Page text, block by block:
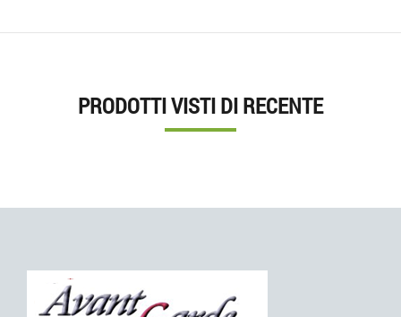
PRODOTTI VISTI DI RECENTE